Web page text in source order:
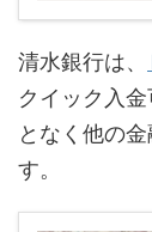
清水銀行は、
クイック入
となく他の
す。